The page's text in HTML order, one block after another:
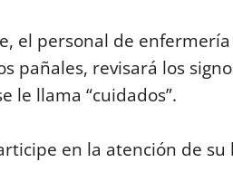
el personal de
pañales, revisará los
le llama “cuidados”.
en la atención de su